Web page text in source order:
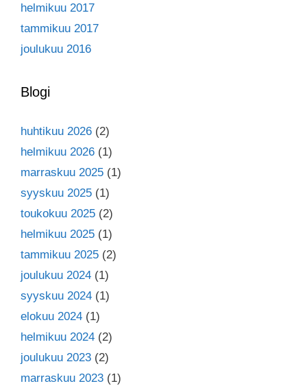
helmikuu 2017
tammikuu 2017
joulukuu 2016
Blogi
huhtikuu 2026 (2)
helmikuu 2026 (1)
marraskuu 2025 (1)
syyskuu 2025 (1)
toukokuu 2025 (2)
helmikuu 2025 (1)
tammikuu 2025 (2)
joulukuu 2024 (1)
syyskuu 2024 (1)
elokuu 2024 (1)
helmikuu 2024 (2)
joulukuu 2023 (2)
marraskuu 2023 (1)